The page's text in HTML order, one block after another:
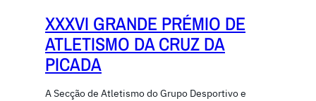
XXXVI GRANDE PRÉMIO DE
ATLETISMO DA CRUZ DA
PICADA
A Secção de Atletismo do Grupo Desportivo e